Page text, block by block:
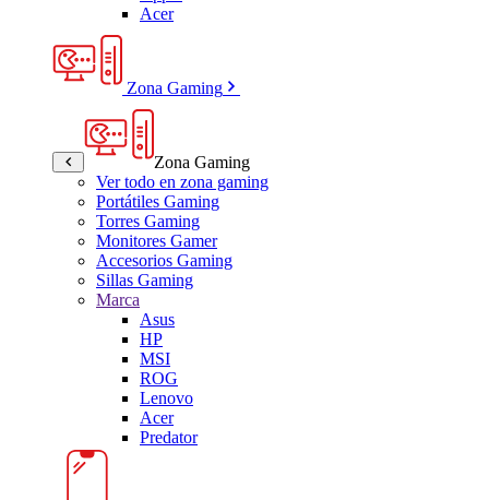
Acer
Zona Gaming
Zona Gaming
Ver todo en zona gaming
Portátiles Gaming
Torres Gaming
Monitores Gamer
Accesorios Gaming
Sillas Gaming
Marca
Asus
HP
MSI
ROG
Lenovo
Acer
Predator